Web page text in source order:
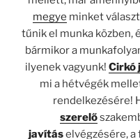
megye minket
tűnik el munka közben,
bármikor a
ilyenek vagyunk! Cirkó
mi a hétvégék
rendelkezésére!
szerelő
javításelvégzésére,